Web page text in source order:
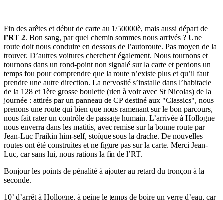
Fin des arêtes et début de carte au 1/50000è, mais aussi départ de
l’RT 2. Bon sang, par quel chemin sommes nous arrivés ? Une
route doit nous conduire en dessous de l’autoroute. Pas moyen de la
trouver. D’autres voitures cherchent également. Nous tournons et
tournons dans un rond-point non signalé sur la carte et perdons un
temps fou pour comprendre que la route n’existe plus et qu’il faut
prendre une autre direction. La nervosité s’installe dans l’habitacle
de la 128 et 1ère grosse boulette (rien à voir avec St Nicolas) de la
journée : attirés par un panneau de CP destiné aux "Classics", nous
prenons une route qui bien que nous ramenant sur le bon parcours,
nous fait rater un contrôle de passage humain. L’arrivée à Hollogne
nous enverra dans les matitis, avec remise sur la bonne route par
Jean-Luc Fraikin him-self, stoïque sous la drache. De nouvelles
routes ont été construites et ne figure pas sur la carte. Merci Jean-
Luc, car sans lui, nous rations la fin de l’RT.
Bonjour les points de pénalité à ajouter au retard du tronçon à la
seconde.
10’ d’arrêt à Hollogne, à peine le temps de boire un verre d’eau, car